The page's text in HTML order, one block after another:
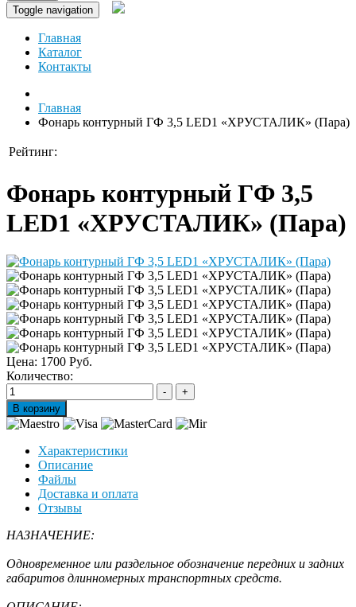
Toggle navigation
Главная
Каталог
Контакты
Главная
Фонарь контурный ГФ 3,5 LED1 «ХРУСТАЛИК» (Пара)
Рейтинг:
Фонарь контурный ГФ 3,5
LED1 «ХРУСТАЛИК» (Пара)
Цена: 1700 Руб.
Количество:
Характеристики
Описание
Файлы
Доставка и оплата
Отзывы
НАЗНАЧЕНИЕ:
Одновременное или раздельное обозначение передних и задних
габаритов длинномерных транспортных средств.